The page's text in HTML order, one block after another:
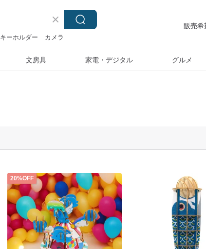
キーホルダー
カメラ
販売希
文房具 家電・デジタル グルメ
20%OFF